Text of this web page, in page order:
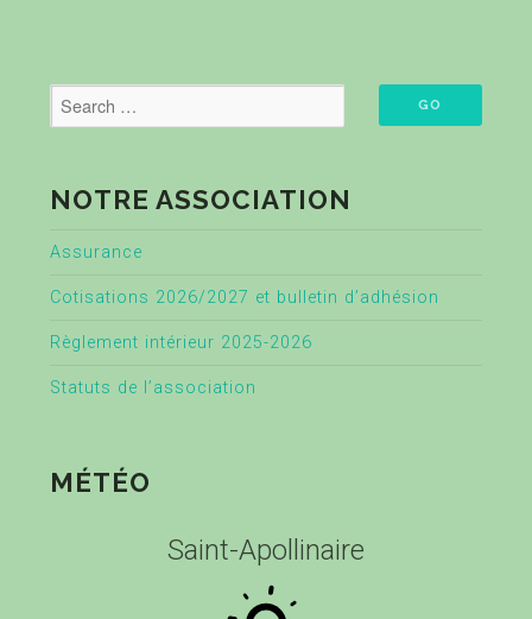
NOTRE ASSOCIATION
Assurance
Cotisations 2026/2027 et bulletin d’adhésion
Règlement intérieur 2025-2026
Statuts de l’association
MÉTÉO
Saint-Apollinaire